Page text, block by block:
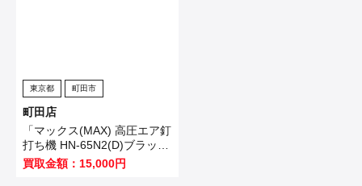
東京都 町田市
町田店
「マックス(MAX) 高圧エア釘
打ち機 HN-65N2(D)ブラッ
ク」を買い取りました！
買取金額：15,000円